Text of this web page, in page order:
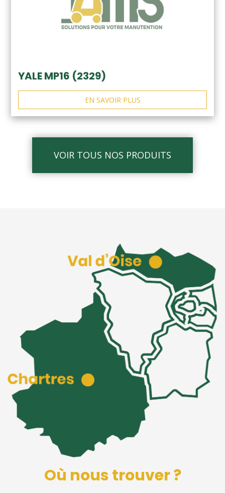
YALE MP16 (2329)
EN SAVOIR PLUS
VOIR TOUS NOS PRODUITS
Où nous trouver ?